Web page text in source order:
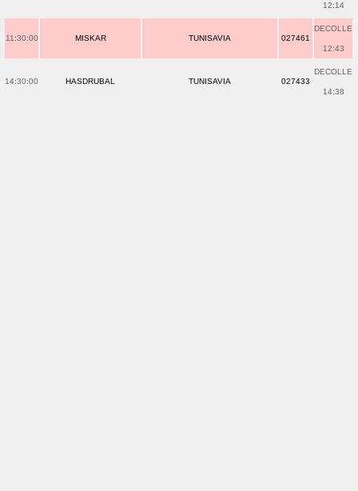
12:14
11:30:00 MISKAR TUNISAVIA 027461
DECOLLE
12:43
14:30:00 HASDRUBAL TUNISAVIA 027433
DECOLLE
14:38